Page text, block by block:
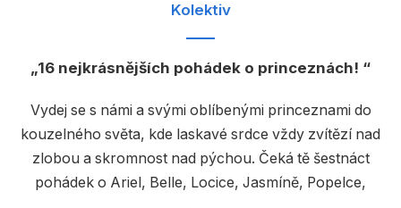
Kuchařky
Počítače
Poezie
Populárně - naučná pro dospělé
Kolektiv
16 nejkrásnějších pohádek o princeznách!
Vydej se s námi a svými oblíbenými princeznami do
kouzelného světa, kde laskavé srdce vždy zvítězí nad
zlobou a skromnost nad pýchou. Čeká tě šestnáct
pohádek o Ariel, Belle, Locice, Jasmíně, Popelce,